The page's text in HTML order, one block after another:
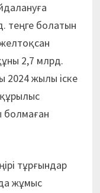
теңге болатын
2,7 млрд.
2024 жылы іске
тұрғындар
жұмыс